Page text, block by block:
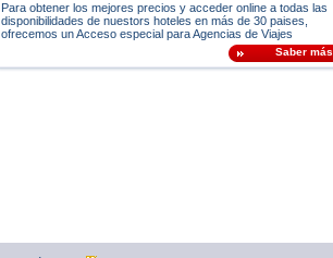
Para obtener los mejores precios y acceder online a todas las
disponibilidades de nuestors hoteles en más de 30 paises,
ofrecemos un Acceso especial para Agencias de Viajes
Saber más